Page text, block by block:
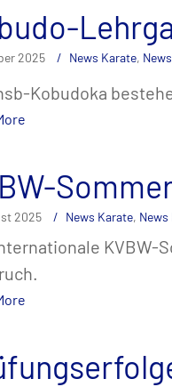
2025 News Karate,
Kobudoka
2025 News Karate,
KVBW-